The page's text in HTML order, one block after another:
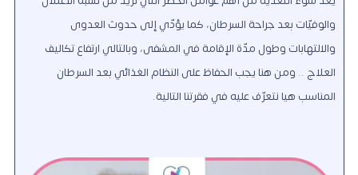
والوفيّات بعد جراحة السرطان، كما يؤدّي إلى حدوث العدوى
والالتهابات وطول مدّة الإقامة في المشفى، وبالتالي ارتفاع تكاليف
العلاج .. ومن هنا يجب الحفاظ على النظام الغذائي بعد السرطان
المناسب هيا نتعرّف عليه في فقرتنا التالية.